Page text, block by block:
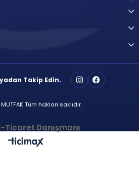
Takip Edin.
Tüm hakları saklıdır.
Ticaret Danışmanı